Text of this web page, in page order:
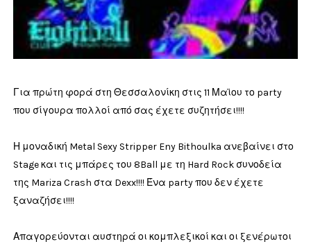
Για πρώτη φορά στη Θεσσαλονίκη στις 11 Μαϊου το party
που σίγουρα πολλοί από σας έχετε συζητήσει!!!!
Η μοναδική Metal Sexy Stripper Eny Bithoulka ανεβαίνει στο
Stage και τις μπάρες του 8Ball με τη Hard Rock συνοδεία
της Mariza Crash στα Dexx!!!! Ένα party που δεν έχετε
ξαναζήσει!!!!
Απαγορεύονται αυστηρά οι κομπλεξικοί και οι ξενέρωτοι